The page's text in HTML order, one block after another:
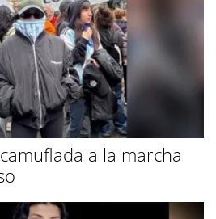
a la marcha